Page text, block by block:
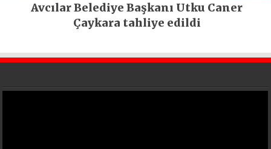
Avcılar Belediye Başkanı Utku Caner
Çaykara tahliye edildi